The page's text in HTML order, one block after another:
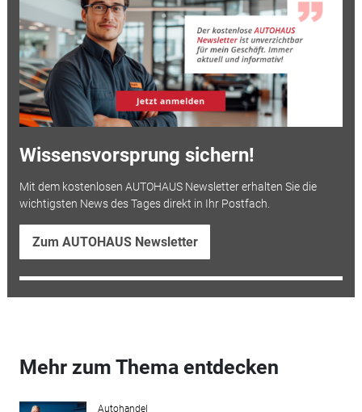
Wissensvorsprung sichern!
Mit dem kostenlosen AUTOHAUS Newsletter erhalten Sie die
wichtigsten News des Tages direkt in Ihr Postfach.
Zum AUTOHAUS Newsletter
Mehr zum Thema entdecken
Autohandel